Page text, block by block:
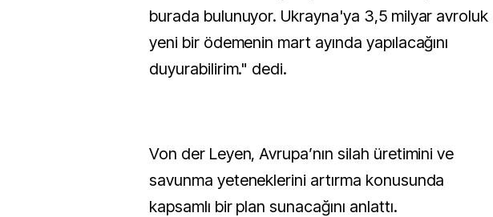
burada bulunuyor. Ukrayna'ya 3,5 milyar avroluk
yeni bir ödemenin mart ayında yapılacağını
duyurabilirim." dedi.
Von der Leyen, Avrupa’nın silah üretimini ve
savunma yeteneklerini artırma konusunda
kapsamlı bir plan sunacağını anlattı.